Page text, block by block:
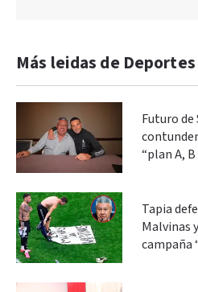
Más leidas de Deportes
Futuro de
“plan A, B
Tapia
Malvinas
campaña